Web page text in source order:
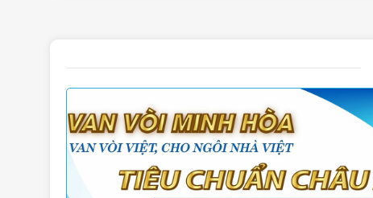
Nhiệt độ làm việc 120oC
Vàng đồng, tay